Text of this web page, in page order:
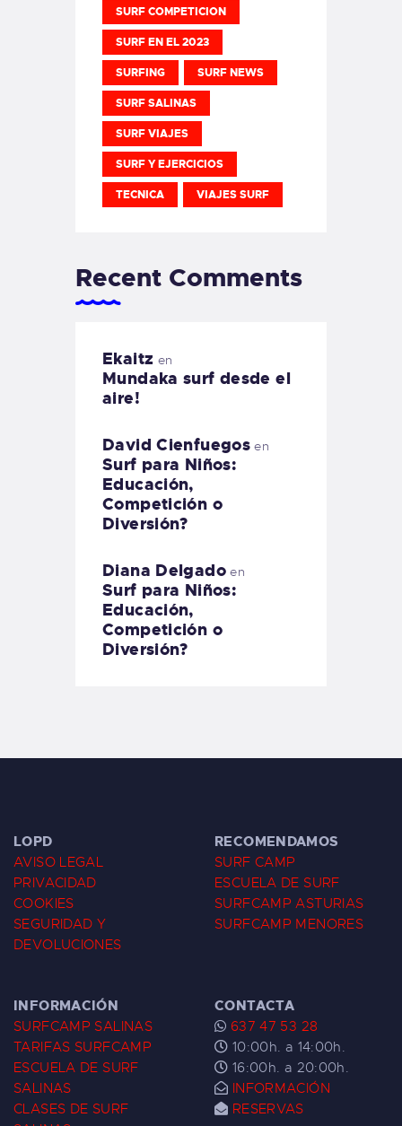
SURF COMPETICION
SURF EN EL 2023
SURFING SURF NEWS
SURF SALINAS
SURF VIAJES
SURF Y EJERCICIOS
TECNICA VIAJES SURF
Recent Comments
Ekaitz en
Mundaka surf desde el
aire!
David Cienfuegos en
Surf para Niños:
Educación,
Competición o
Diversión?
Diana Delgadoen
Surf para Niños:
Educación,
Competición o
Diversión?
LOPD
AVISO LEGAL
PRIVACIDAD
COOKIES
SEGURIDAD Y
DEVOLUCIONES
RECOMENDAMOS
SURF CAMP
ESCUELA DE SURF
SURFCAMP ASTURIAS
SURFCAMP MENORES
INFORMACIÓN
SURFCAMP SALINAS
TARIFAS SURFCAMP
ESCUELA DE SURF
SALINAS
CLASES DE SURF
CONTACTA
637 47 53 28
10:00h. a 14:00h.
16:00h. a 20:00h.
INFORMACIÓN
RESERVAS